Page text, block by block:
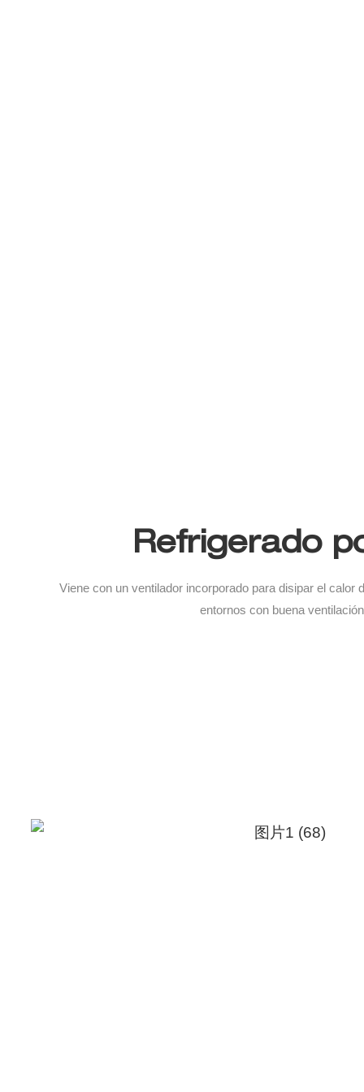
Refrigerado
Viene con un ventilador incorporado para disipar el calor
entornos con buena